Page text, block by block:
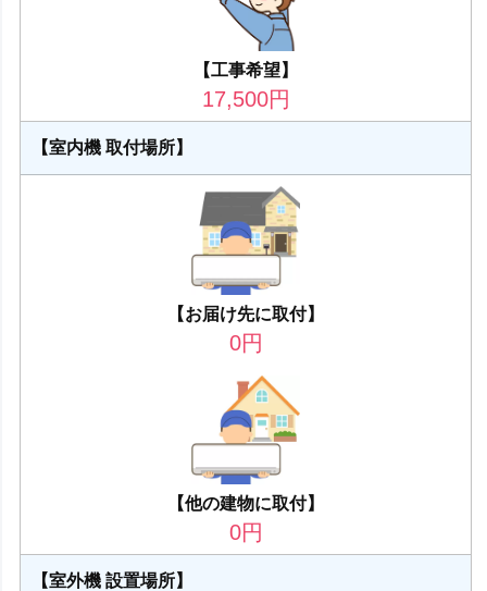
【工事希望】
17,500円
【室内機 取付場所】
【お届け先に取付】
0円
【他の建物に取付】
0円
【室外機 設置場所】